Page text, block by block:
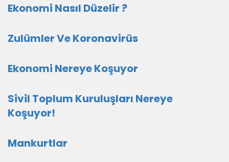
Ekonomi Nasıl Düzelir ?
Zulümler Ve Koronavirüs
Ekonomi Nereye Koşuyor
Sivil Toplum Kuruluşları Nereye
Koşuyor!
Mankurtlar